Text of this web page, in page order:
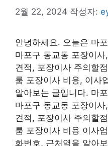
2월 22, 2024 작성자:
안녕하세요. 오늘은 마
마포구 동교동 포장이
견적, 포장이사 주의할
룸 포장이사 비용, 이사
알아보는 글입니다. 마
마포구 동교동 포장이
견적, 포장이사 주의할
룸 포장이사 비용 이사
화번호, 근처역을 알아